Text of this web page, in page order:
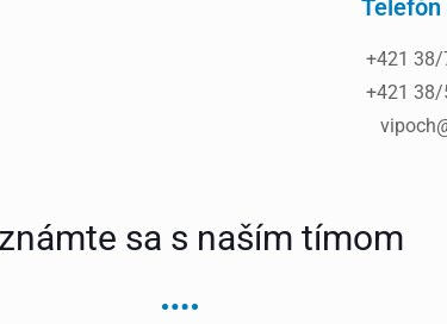
Telefón
+421
+421 38/
sa s naším tímom